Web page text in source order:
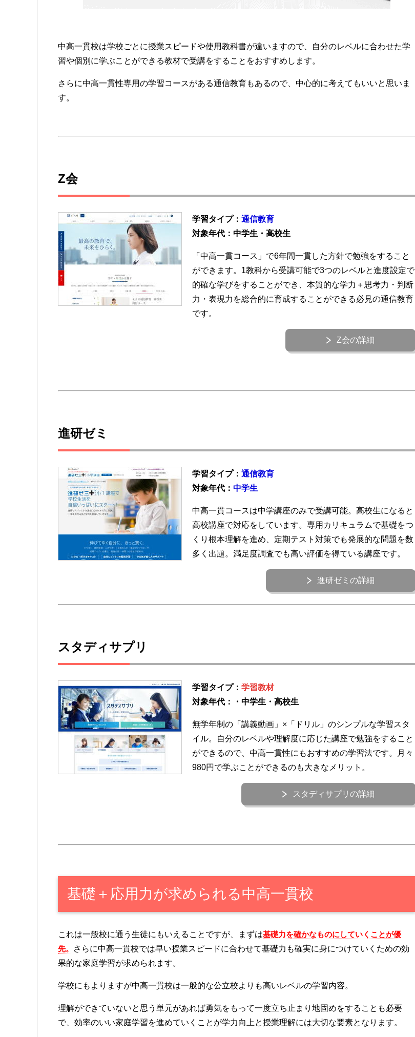
中高一貫校は学校ごとに授業スピードや使用教科書が違いますので、自分のレベルに合わせた学
習や個別に学ぶことができる教材で受講をすることをおすすめします。
さらに中高一貫性専用の学習コースがある通信教育もあるので、中心的に考えてもいいと思いま
す。
Z会
学習タイプ： 通信教育
対象年代：中学生・高校生
「中高一貫コース」で6年間一貫した方針で勉強をすること
ができます。1教科から受講可能で3つのレベルと進度設定で
的確な学びをすることができ、本質的な学力＋思考力・判断
力・表現力を総合的に育成することができる必見の通信教育
です。
Z会の詳細
進研ゼミ
学習タイプ： 通信教育
対象年代： 中学生
中高一貫コースは中学講座のみで受講可能。高校生になると
高校講座で対応をしています。専用カリキュラムで基礎をつ
くり根本理解を進め、定期テスト対策でも発展的な問題を数
多く出題。満足度調査でも高い評価を得ている講座です。
進研ゼミの詳細
スタディサプリ
学習タイプ： 学習教材
対象年代：・中学生・高校生
無学年制の「講義動画」×「ドリル」のシンプルな学習スタ
イル。自分のレベルや理解度に応じた講座で勉強をすること
ができるので、中高一貫性にもおすすめの学習法です。月々
980円で学ぶことができるのも大きなメリット。
スタディサプリの詳細
基礎＋応用力が求められる中高一貫校
これは一般校に通う生徒にもいえることですが、まずは基礎力を確かなものにしていくことが優
先。
さらに中高一貫校では早い授業スピードに合わせて基礎力も確実に身につけていくための効
果的な家庭学習が求められます。
学校にもよりますが中高一貫校は一般的な公立校よりも高いレベルの学習内容。
理解ができていないと思う単元があれば勇気をもって一度立ち止まり地固めをすることも必要
で、効率のいい家庭学習を進めていくことが学力向上と授業理解には大切な要素となります。